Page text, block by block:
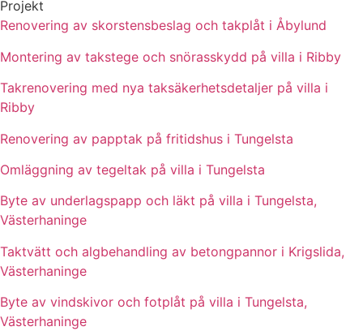
Projekt
Renovering av skorstensbeslag och takplåt i Åbylund
Montering av takstege och snörasskydd på villa i Ribby
Takrenovering med nya taksäkerhetsdetaljer på villa i
Ribby
Renovering av papptak på fritidshus i Tungelsta
Omläggning av tegeltak på villa i Tungelsta
Byte av underlagspapp och läkt på villa i Tungelsta,
Västerhaninge
Taktvätt och algbehandling av betongpannor i Krigslida,
Västerhaninge
Byte av vindskivor och fotplåt på villa i Tungelsta,
Västerhaninge